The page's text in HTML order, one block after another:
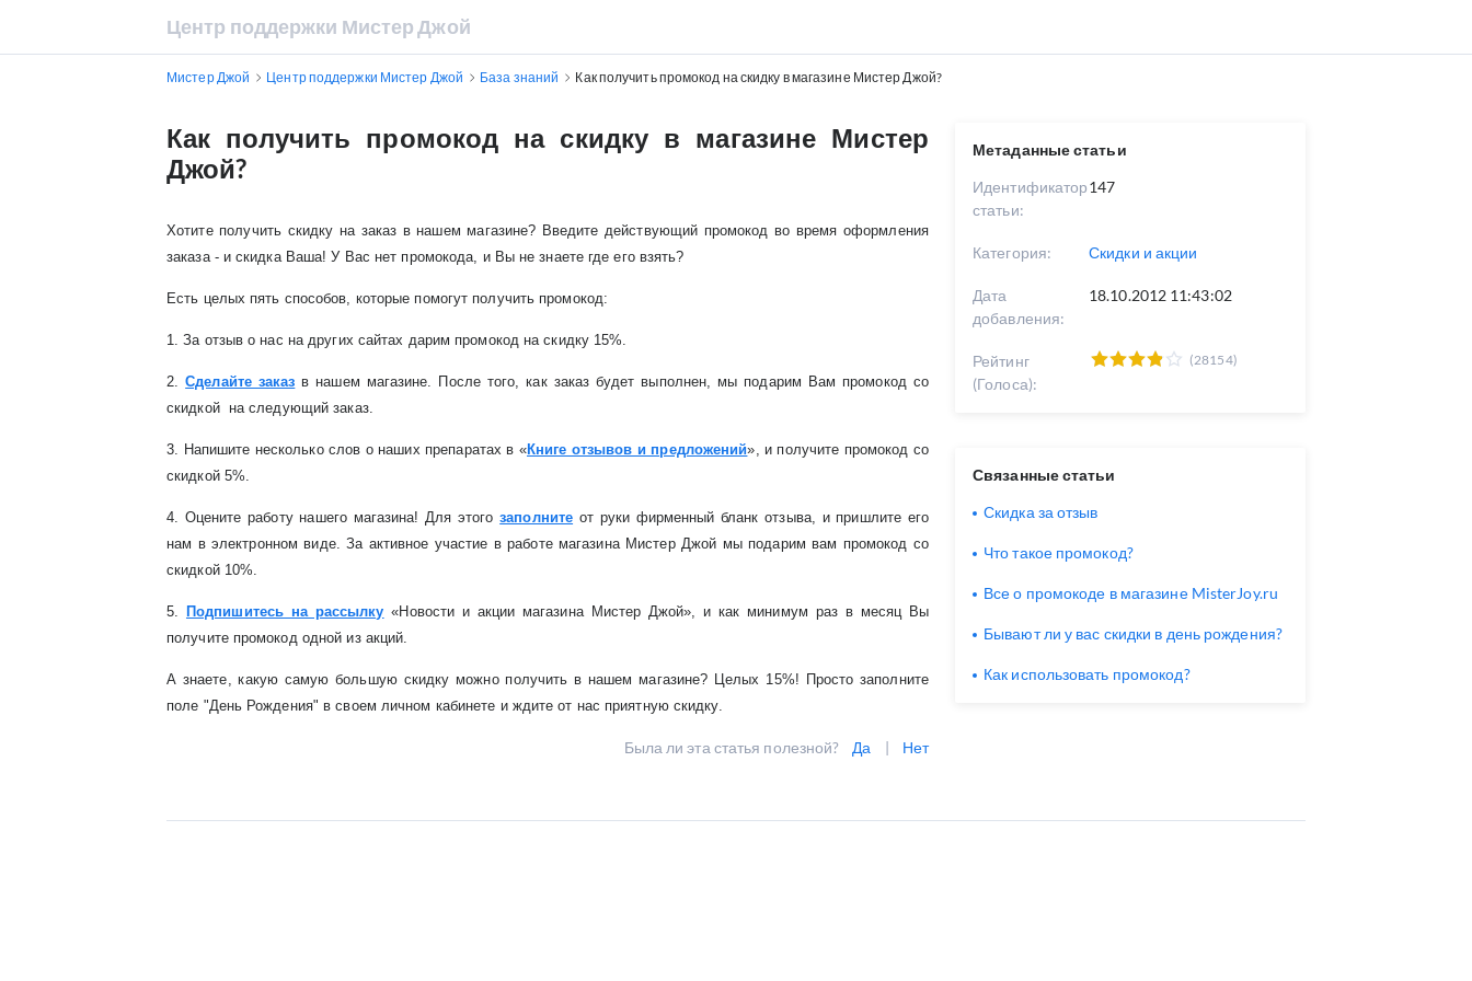
Центр поддержки Мистер Джой
Мистер Джой Центр поддержки Мистер Джой База знаний Как получить промокод на скидку в магазине Мистер Джой?
Как получить промокод на скидку в магазине Мистер
Джой?
Хотите получить скидку на заказ в нашем магазине? Введите действующий промокод во время оформления
заказа - и скидка Ваша! У Вас нет промокода, и Вы не знаете где его взять?
Есть целых пять способов, которые помогут получить промокод:
1. За отзыв о нас на других сайтах дарим промокод на скидку 15%.
2.Сделайте заказ в нашем магазине. После того, как заказ будет выполнен, мы подарим Вам промокод со
скидкой на следующий заказ.
3. Напишите несколько слов о наших препаратах в «Книге отзывов и предложений», и получите промокод со
скидкой 5%.
4. Оцените работу нашего магазина! Для этогозаполните от руки фирменный бланк отзыва, и пришлите его
нам в электронном виде. За активное участие в работе магазина Мистер Джой мы подарим вам промокод со
скидкой 10%.
5. Подпишитесь на рассылку «Новости и акции магазина Мистер Джой», и как минимум раз в месяц Вы
получите промокод одной из акций.
А знаете, какую самую большую скидку можно получить в нашем магазине? Целых 15%! Просто заполните
поле "День Рождения" в своем личном кабинете и ждите от нас приятную скидку.
Была ли эта статья полезной? Да | Нет
Метаданные статьи
Идентификатор
статьи:
147
Категория: Скидки и акции
Дата
добавления:
18.10.2012 11:43:02
Рейтинг
(Голоса):
(28154)
Связанные статьи
Скидка за отзыв
Что такое промокод?
Все о промокоде в магазине MisterJoy.ru
Бывают ли у вас скидки в день рождения?
Как использовать промокод?